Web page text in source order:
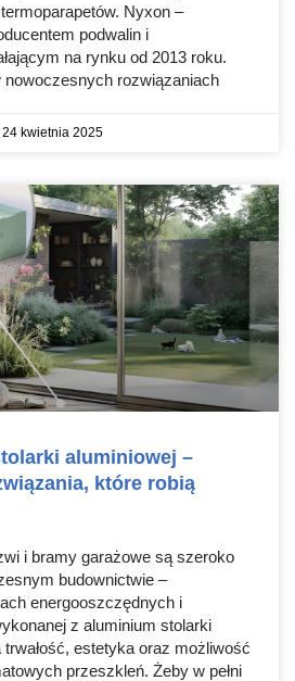
Nyxon –
podwalin i
na rynku od 2013 roku.
nowoczesnych rozwiązaniach
24 kwietnia 2025
aluminiowej –
które robią
i bramy garażowe są szeroko
budownictwie –
energooszczędnych i
z aluminium stolarki
estetyka oraz możliwość
przeszkleń. Żeby w pełni